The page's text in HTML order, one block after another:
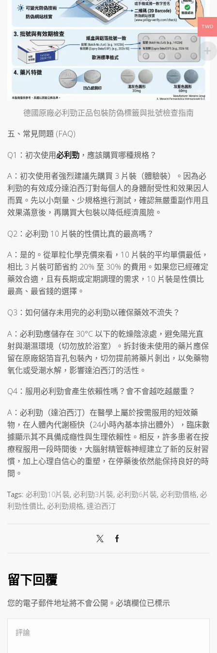
德國原廠必利勁正品包裝防偽標籤與批號檢查指南
五、常見問題 (FAQ)
Q1：初次使用必利勁 ，應該購買哪種規格？
A：初次使用者強烈建議先購買 3 片裝（體驗裝）。因為必
利勁的有效成分達泊西汀對每個人的身體耐受性和效果因人
而異。先以小劑量、少規格進行測試，確認無嚴重副作用且
效果滿意後，再購買大包裝以降低經濟風險。
Q2：必利勁 10 片裝的性價比真的最高嗎？
A：是的。從單粒化學克價來看，10 片裝的平均單價最低，
相比 3 片裝可節省約 20% 至 30% 的費用。如果您已經確定
藥效合適，且有長期或定期調理的需求，10 片裝是性價比
最高、最省錢的選擇。
Q3：如何儲存未用完的必利勁以確保藥效不流失？
A：必利勁應儲存在 30°C 以下的乾燥陰涼處，避免陽光直
射與潮濕環境（切勿放於浴室）。拆封後未使用的藥片應保
留在原廠鋁箔盲孔包裝內，切勿提前將藥片剝出，以免藥物
氧化或受潮水解，影響達泊西汀的活性。
Q4：服用必利勁會產生依賴性嗎？會不會越吃越嚴重？
A：必利勁（達泊西汀）在醫學上屬於按需服用的短效藥
物，在人體內代謝極快（24小時內基本排出體外），臨床數
據顯示其不具備成癮性與生理依賴性。相反，許多患者在按
療程服用一段時間後，大腦射精管轄神經建立了新的反射習
慣，加上心理自信心的重塑，在停藥後依然能保持良好的時
間。
Tags: 必利勁10片裝, 必利勁3片裝, 必利勁6片裝, 必利勁價格, 必
利勁性價比, 必利勁規格, 達泊西汀
留下回覆
您的電子郵件地址將不會公開。必填欄位已標示
TWD